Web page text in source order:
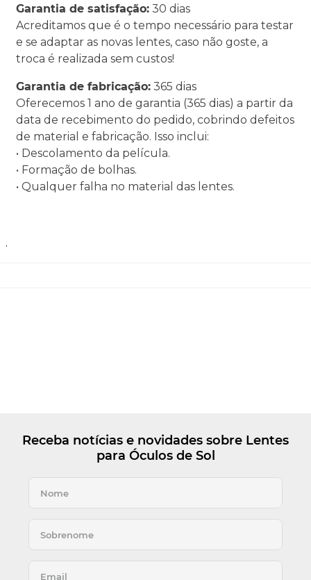
Garantia de satisfação: 30 dias
Acreditamos que é o tempo necessário para testar
e se adaptar as novas lentes, caso não goste, a
troca é realizada sem custos!
Garantia de fabricação: 365 dias
Oferecemos 1 ano de garantia (365 dias) a partir da
data de recebimento do pedido, cobrindo defeitos
de material e fabricação. Isso inclui:
• Descolamento da película.
• Formação de bolhas.
• Qualquer falha no material das lentes.
.
Receba notícias e novidades sobre Lentes
para Óculos de Sol